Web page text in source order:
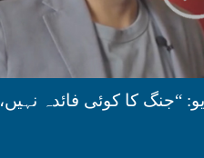
“جنگ کا کوئی فائدہ نہیں،